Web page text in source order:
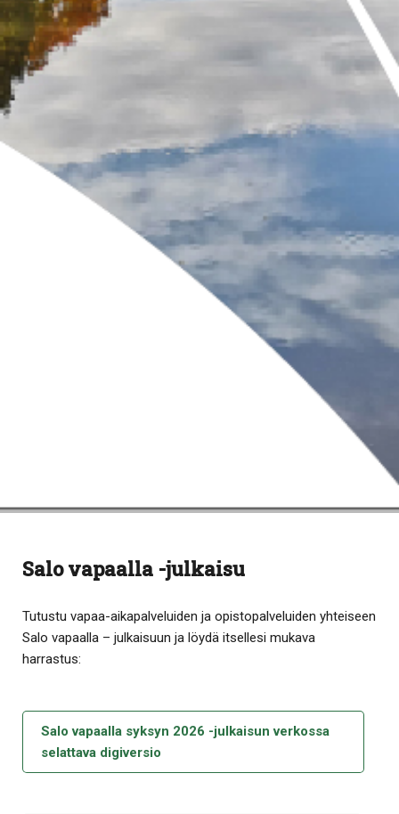
Salo vapaalla -julkaisu
Tutustu vapaa-aikapalveluiden ja opistopalveluiden yhteiseen
Salo vapaalla – julkaisuun ja löydä itsellesi mukava
harrastus:
Salo vapaalla syksyn 2026 -julkaisun verkossa
selattava digiversio